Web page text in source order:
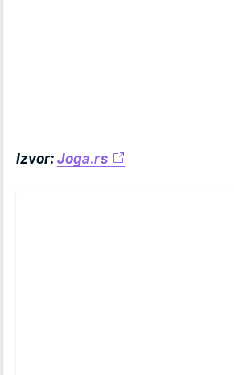
Izvor: Joga.rs